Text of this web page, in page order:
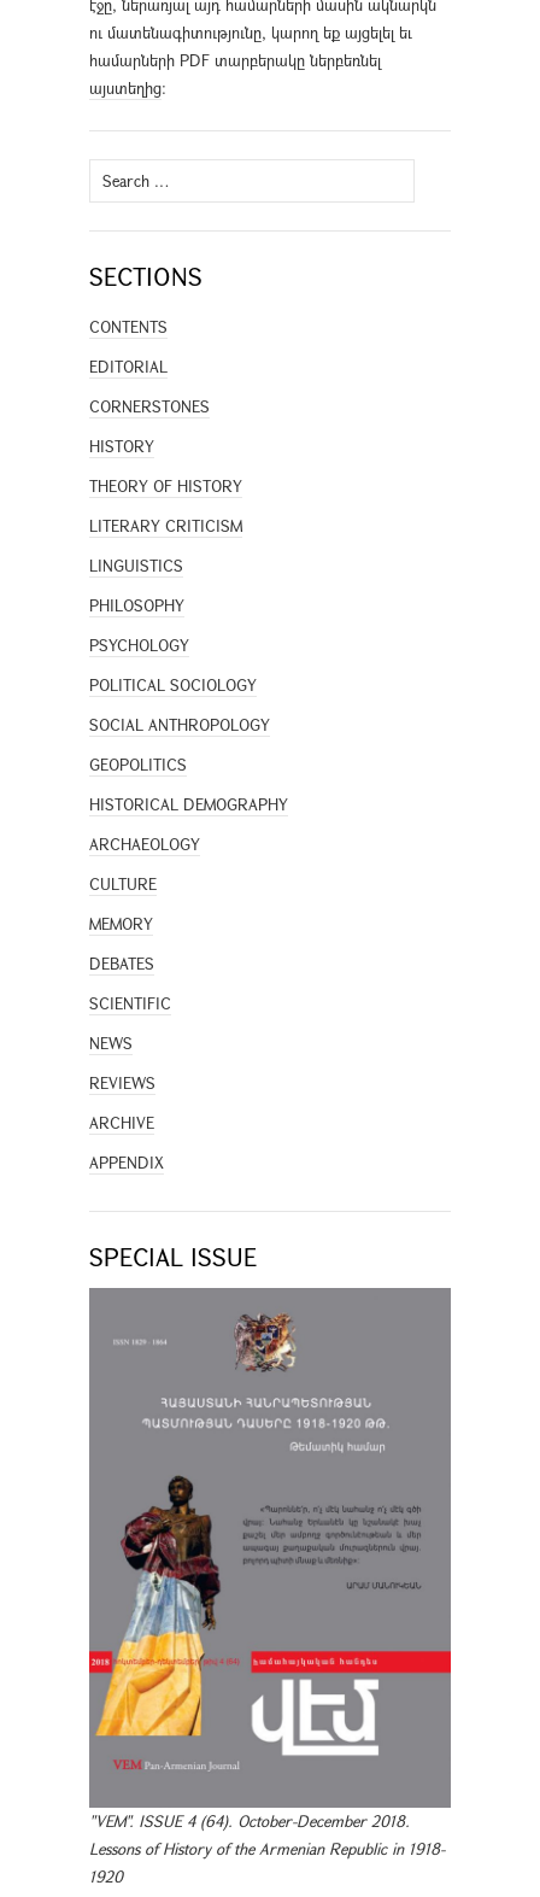
էջը, ներառյալ այդ համարների մասին ակնարկն
ու մատենագիտությունը, կարող եք այցելել եւ
համարների PDF տարբերակը ներբեռնել
այստեղից։
Search
for:
SECTIONS
CONTENTS
EDITORIAL
CORNERSTONES
HISTORY
THEORY OF HISTORY
LITERARY CRITICISM
LINGUISTICS
PHILOSOPHY
PSYCHOLOGY
POLITICAL SOCIOLOGY
SOCIAL ANTHROPOLOGY
GEOPOLITICS
HISTORICAL DEMOGRAPHY
ARCHAEOLOGY
CULTURE
MEMORY
DEBATES
SCIENTIFIC
NEWS
REVIEWS
ARCHIVE
APPENDIX
SPECIAL ISSUE
"VEM". ISSUE 4 (64). October-December 2018.
Lessons of History of the Armenian Republic in 1918-
1920